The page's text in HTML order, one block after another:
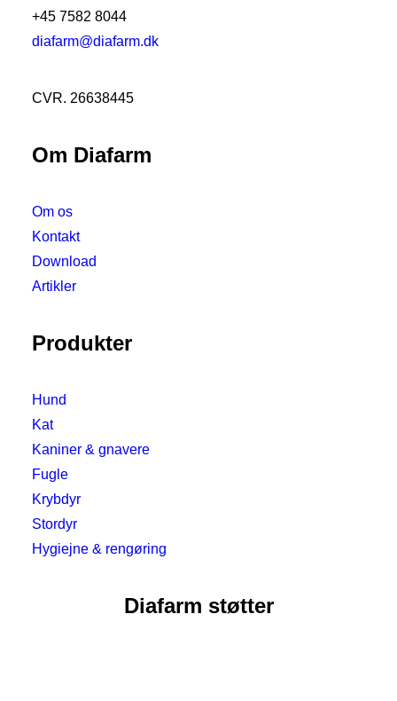
+45 7582 8044
diafarm@diafarm.dk
CVR. 26638445
Om Diafarm
Om os
Kontakt
Download
Artikler
Produkter
Hund
Kat
Kaniner & gnavere
Fugle
Krybdyr
Stordyr
Hygiejne & rengøring
Diafarm støtter